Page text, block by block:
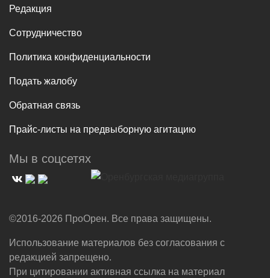
Редакция
Сотрудничество
Политика конфиденциальности
Подать жалобу
Обратная связь
Прайс-листы на предвыборную агитацию
Мы в соцсетях
©2016-2026 ПроОрен. Все права защищены.
Использование материалов без согласования с
редакцией запрещено.
При цитировании активная ссылка на материал